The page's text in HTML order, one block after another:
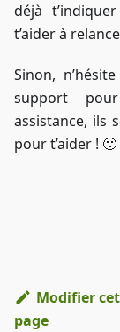
déjà
t’aider à
Sinon,
support
assistance, ils
pour t’aider ! 🙂
Modifier
page